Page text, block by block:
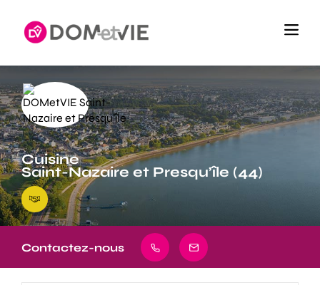
Cuisine
Saint-Nazaire et Presqu’île (44)
Contactez-nous